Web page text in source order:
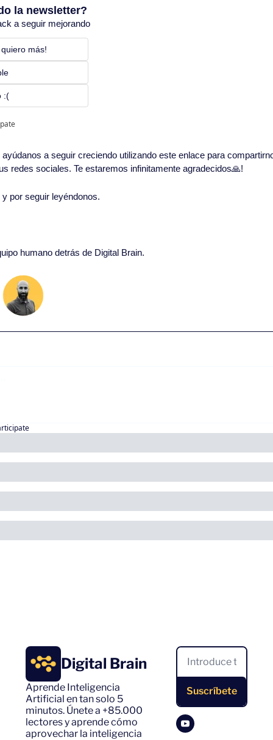
la newsletter?
a seguir mejorando
más!
:(
a seguir creciendo utilizando este enlace para
redes sociales. Te estaremos infinitamente agradecidos🙏!
por seguir leyéndonos.
humano detrás de Digital Brain.
Digital Brain
Aprende Inteligencia
Artificial en tan solo 5
minutos. Únete a +85.000
lectores y aprende cómo
aprovechar la inteligencia
Suscríbete